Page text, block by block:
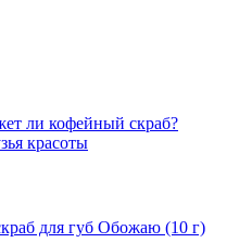
ли кофейный скраб?
красоты
для губ Обожаю (10 г)